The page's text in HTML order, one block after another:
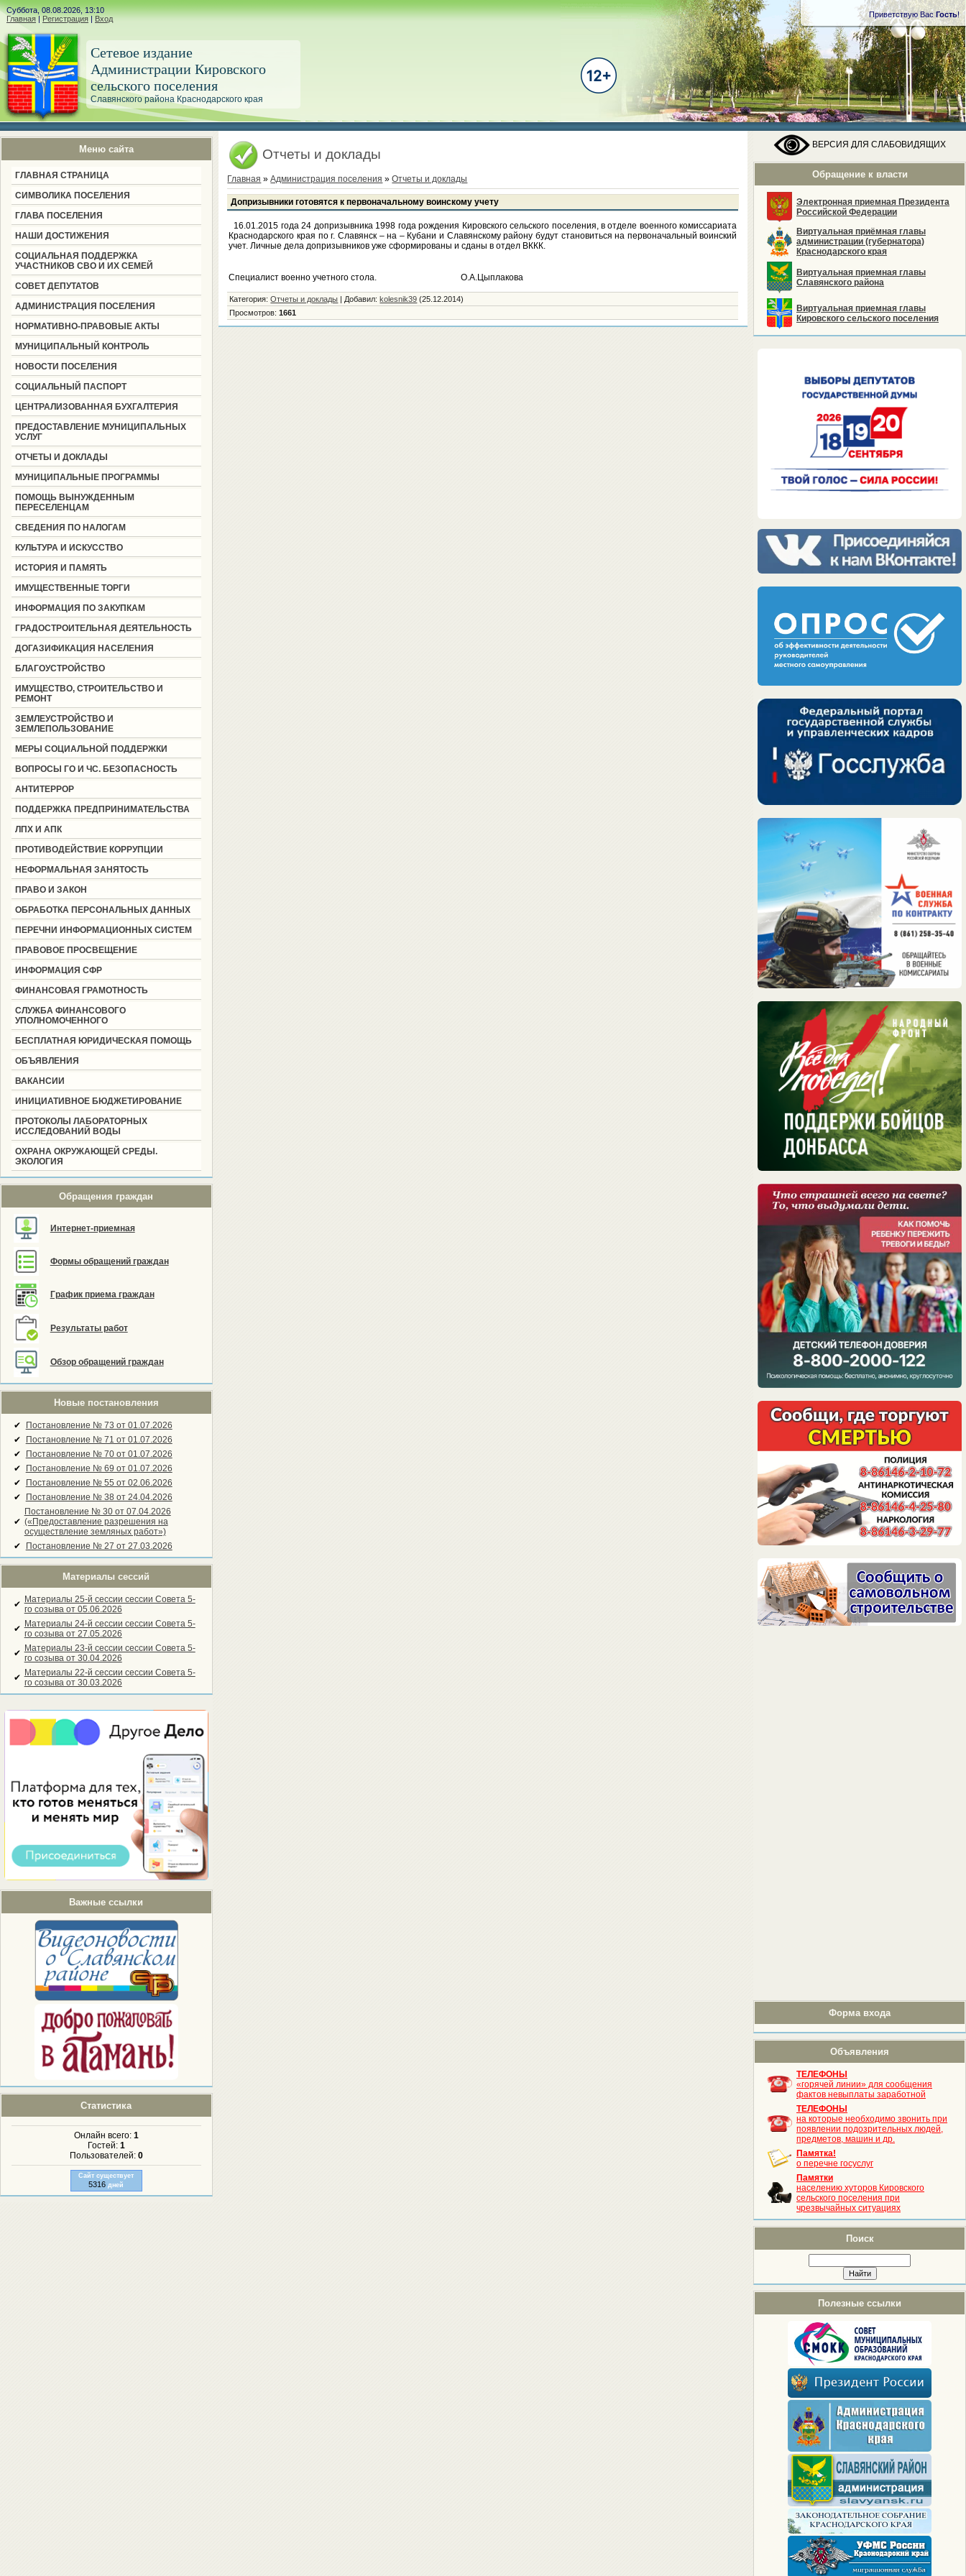
Суббота, 08.08.2026, 13:10
Главная | Регистрация | Вход Приветствую Вас Гость!
Сетевое издание
Администрации Кировского
сельского поселения
Славянского района Краснодарского края
Меню сайта
ГЛАВНАЯ СТРАНИЦА
СИМВОЛИКА ПОСЕЛЕНИЯ
ГЛАВА ПОСЕЛЕНИЯ
НАШИ ДОСТИЖЕНИЯ
СОЦИАЛЬНАЯ ПОДДЕРЖКА
УЧАСТНИКОВ СВО И ИХ СЕМЕЙ
СОВЕТ ДЕПУТАТОВ
АДМИНИСТРАЦИЯ ПОСЕЛЕНИЯ
НОРМАТИВНО-ПРАВОВЫЕ АКТЫ
МУНИЦИПАЛЬНЫЙ КОНТРОЛЬ
НОВОСТИ ПОСЕЛЕНИЯ
СОЦИАЛЬНЫЙ ПАСПОРТ
ЦЕНТРАЛИЗОВАННАЯ БУХГАЛТЕРИЯ
ПРЕДОСТАВЛЕНИЕ МУНИЦИПАЛЬНЫХ
УСЛУГ
ОТЧЕТЫ И ДОКЛАДЫ
МУНИЦИПАЛЬНЫЕ ПРОГРАММЫ
ПОМОЩЬ ВЫНУЖДЕННЫМ
ПЕРЕСЕЛЕНЦАМ
СВЕДЕНИЯ ПО НАЛОГАМ
КУЛЬТУРА И ИСКУССТВО
ИСТОРИЯ И ПАМЯТЬ
ИМУЩЕСТВЕННЫЕ ТОРГИ
ИНФОРМАЦИЯ ПО ЗАКУПКАМ
ГРАДОСТРОИТЕЛЬНАЯ ДЕЯТЕЛЬНОСТЬ
ДОГАЗИФИКАЦИЯ НАСЕЛЕНИЯ
БЛАГОУСТРОЙСТВО
ИМУЩЕСТВО, СТРОИТЕЛЬСТВО И
РЕМОНТ
ЗЕМЛЕУСТРОЙСТВО И
ЗЕМЛЕПОЛЬЗОВАНИЕ
МЕРЫ СОЦИАЛЬНОЙ ПОДДЕРЖКИ
ВОПРОСЫ ГО И ЧС. БЕЗОПАСНОСТЬ
АНТИТЕРРОР
ПОДДЕРЖКА ПРЕДПРИНИМАТЕЛЬСТВА
ЛПХ И АПК
ПРОТИВОДЕЙСТВИЕ КОРРУПЦИИ
НЕФОРМАЛЬНАЯ ЗАНЯТОСТЬ
ПРАВО И ЗАКОН
ОБРАБОТКА ПЕРСОНАЛЬНЫХ ДАННЫХ
ПЕРЕЧНИ ИНФОРМАЦИОННЫХ СИСТЕМ
ПРАВОВОЕ ПРОСВЕЩЕНИЕ
ИНФОРМАЦИЯ СФР
ФИНАНСОВАЯ ГРАМОТНОСТЬ
СЛУЖБА ФИНАНСОВОГО
УПОЛНОМОЧЕННОГО
БЕСПЛАТНАЯ ЮРИДИЧЕСКАЯ ПОМОЩЬ
ОБЪЯВЛЕНИЯ
ВАКАНСИИ
ИНИЦИАТИВНОЕ БЮДЖЕТИРОВАНИЕ
ПРОТОКОЛЫ ЛАБОРАТОРНЫХ
ИССЛЕДОВАНИЙ ВОДЫ
ОХРАНА ОКРУЖАЮЩЕЙ СРЕДЫ.
ЭКОЛОГИЯ
Обращения граждан
Интернет-приемная
Формы обращений граждан
График приема граждан
Результаты работ
Обзор обращений граждан
Новые постановления
✔
Постановление № 73 от 01.07.2026
✔
Постановление № 71 от 01.07.2026
✔
Постановление № 70 от 01.07.2026
✔
Постановление № 69 от 01.07.2026
✔
Постановление № 55 от 02.06.2026
✔
Постановление № 38 от 24.04.2026
✔
Постановление № 30 от 07.04.2026
(«Предоставление разрешения на
осуществление земляных работ»)
✔
Постановление № 27 от 27.03.2026
Материалы сессий
✔ Материалы 25-й сессии сессии Совета 5-
го созыва от 05.06.2026
✔ Материалы 24-й сессии сессии Совета 5-
го созыва от 27.05.2026
✔ Материалы 23-й сессии сессии Совета 5-
го созыва от 30.04.2026
✔ Материалы 22-й сессии сессии Совета 5-
го созыва от 30.03.2026
Важные ссылки
Статистика
Онлайн всего: 1
Гостей: 1
Пользователей: 0
Сайт существует
5316 дней
ВЕРСИЯ ДЛЯ СЛАБОВИДЯЩИХ
Обращение к власти
Электронная приемная Президента
Российской Федерации
Виртуальная приёмная главы
администрации (губернатора)
Краснодарского края
Виртуальная приемная главы
Славянского района
Виртуальная приемная главы
Кировского сельского поселения
Форма входа
Объявления
ТЕЛЕФОНЫ
«горячей линии» для сообщения
фактов невыплаты заработной
ТЕЛЕФОНЫ
на которые необходимо звонить при
появлении подозрительных людей,
предметов, машин и др.
Памятка!
о перечне госуслуг
Памятки
населению хуторов Кировского
сельского поселения при
чрезвычайных ситуациях
Поиск
Полезные ссылки
Отчеты и доклады
Главная »Администрация поселения »Отчеты и доклады
Допризывники готовятся к первоначальному воинскому учету
16.01.2015 года 24 допризывника 1998 года рождения Кировского сельского поселения, в отделе военного комиссариата
Краснодарского края по г. Славянск – на – Кубани и Славянскому району будут становиться на первоначальный воинский
учет. Личные дела допризывников уже сформированы и сданы в отдел ВККК.
Специалист военно учетного стола. О.А.Цыплакова
Категория:Отчеты и доклады | Добавил:kolesnik39 (25.12.2014)
Просмотров:1661